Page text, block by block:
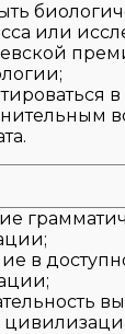
или
в